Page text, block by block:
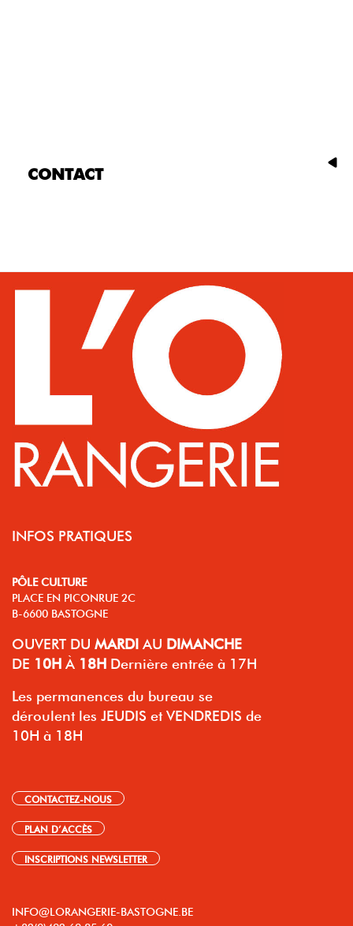
CONTACT
INFOS PRATIQUES
PÔLE CULTURE
PLACE EN PICONRUE 2C
B-6600 BASTOGNE
OUVERT DU MARDI AU DIMANCHE
DE 10H À 18H Dernière entrée à 17H
Les permanences du bureau se
déroulent les JEUDIS et VENDREDIS de
10H à 18H
CONTACTEZ-NOUS
PLAN D’ACCÈS
INSCRIPTIONS NEWSLETTER
INFO@LORANGERIE-BASTOGNE.BE